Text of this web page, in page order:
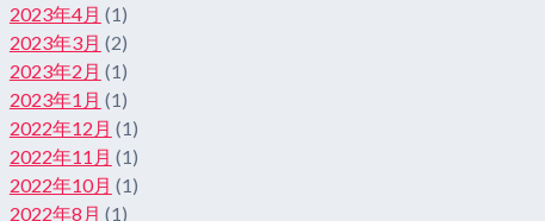
2023年4月 (1)
2023年3月 (2)
2023年2月 (1)
2023年1月 (1)
2022年12月 (1)
2022年11月 (1)
2022年10月 (1)
2022年8月 (1)